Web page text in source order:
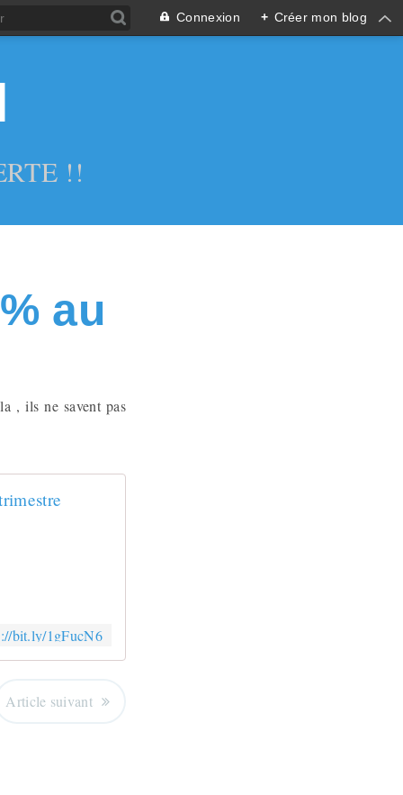
Connexion + Créer mon blog
!!
au
, ils ne savent pas
bit.ly/1gFucN6
Article suivant